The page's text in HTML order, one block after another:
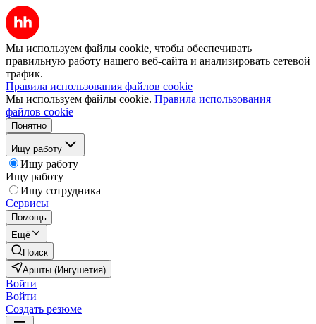
Мы используем файлы cookie, чтобы обеспечивать
правильную работу нашего веб-сайта и анализировать сетевой
трафик.
Правила использования файлов cookie
Мы используем файлы cookie. Правила использования
файлов cookie
Понятно
Ищу работу
Ищу работу
Ищу работу
Ищу сотрудника
Сервисы
Помощь
Ещё
Поиск
Аршты (Ингушетия)
Войти
Войти
Создать резюме